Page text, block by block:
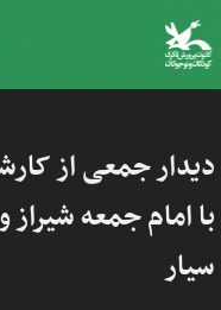
دیدار جمعی از
با امام جمعه
سیار